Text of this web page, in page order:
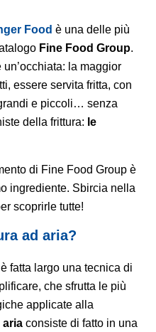
Food è una delle più
Fine Food Group.
la maggior
essere servita fritta, con
e piccoli… senza
della frittura: le
di Fine Food Group è
ingrediente. Sbircia nella
scoprirle tutte!
ad aria?
fatta largo una tecnica di
che sfrutta le più
applicate alla
aria consiste di fatto in una